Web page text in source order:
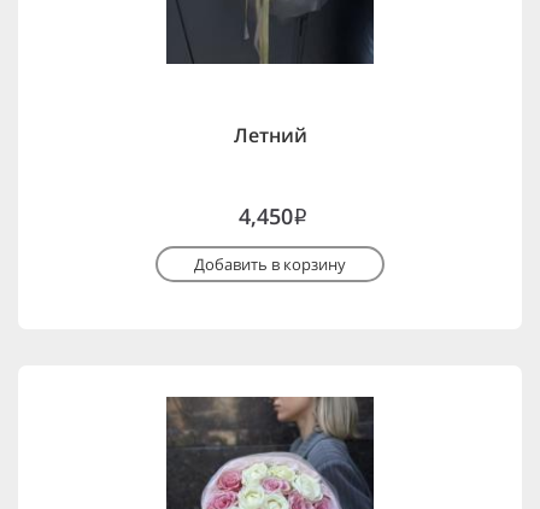
Летний
4,450i
Добавить в корзину